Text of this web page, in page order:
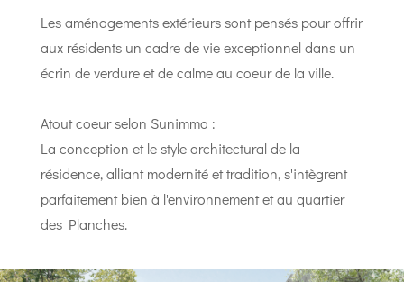
Les aménagements extérieurs sont pensés pour offrir
aux résidents un cadre de vie exceptionnel dans un
écrin de verdure et de calme au coeur de la ville.
Atout coeur selon Sunimmo :
La conception et le style architectural de la
résidence, alliant modernité et tradition, s'intègrent
parfaitement bien à l'environnement et au quartier
des Planches.